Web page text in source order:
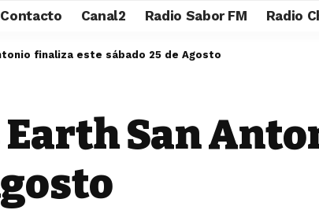
Contacto Canal2 Radio Sabor FM Radio
finaliza este sábado 25 de Agosto
Earth San